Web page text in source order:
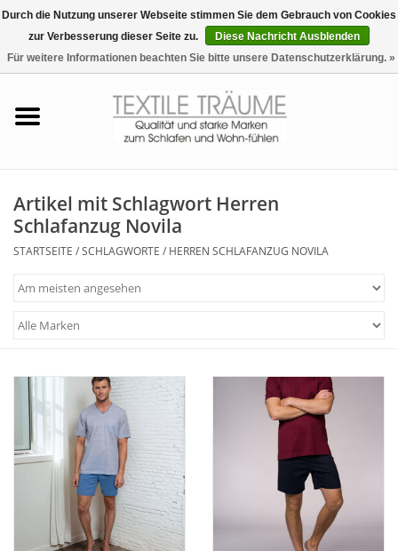
0 Artikel - €0,00
Tag & Nachtwäsche
Freizeit-Hausanzüge
Badezimmer & Sauna
Haus-Bademäntel
Plaids, Decken, Kissen
Mode & Accessoires
Edles aus Cashmere
Artikel mit Schlagwort Herren
Schlafanzug Novila
STARTSEITE /SCHLAGWORTE / HERREN SCHLAFANZUG NOVILA
Durch die Nutzung unserer Webseite stimmen Sie dem Gebrauch von Cookies
zur Verbesserung dieser Seite zu.
Diese Nachricht Ausblenden
Für weitere Informationen beachten Sie bitte unsere Datenschutzerklärung. »